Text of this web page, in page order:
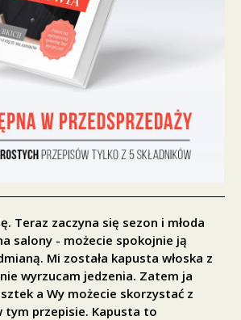
Teraz zaczyna się sezon i młoda
salony - możecie spokojnie ją
Mi została kapusta włoska z
wyrzucam jedzenia. Zatem ja
a Wy możecie skorzystać z
tym przepisie. Kapusta to